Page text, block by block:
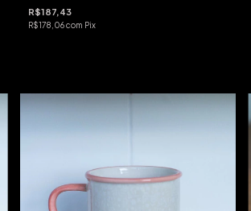
R$187,43
R$178,06com Pix